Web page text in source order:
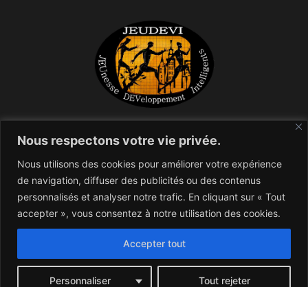
Nous respectons votre vie privée.
Nous utilisons des cookies pour améliorer votre expérience
de navigation, diffuser des publicités ou des contenus
personnalisés et analyser notre trafic. En cliquant sur « Tout
accepter », vous consentez à notre utilisation des cookies.
Personnaliser Tout rejeter
Accepter tout
Créée en 2005, Jeudevi est une SARL qui produit de la
recherche-développement en sciences humaines et
sociales, notamment dans les domaines de l’enfance, de
l’adolescence, de la jeunesse, de l’éducation et du travail
social, du développement local et urbain.
©Jeudevi - Tous droits réservés
Mentions légales